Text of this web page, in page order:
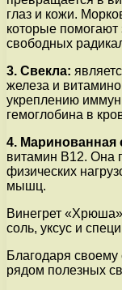
глаз и кожи.
которые
свободных
3. Свекла:
железа и
укреплению
гемоглобина в
4. Маринованная
витамин В12. Она
физических
мышц.
Винегрет
соль, уксус и
Благодаря своему
рядом полезных